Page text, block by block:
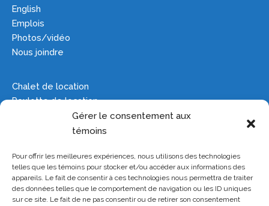
Gérer le consentement aux
témoins
Pour offrir les meilleures expériences, nous utilisons des technologies
telles que les témoins pour stocker et/ou accéder aux informations des
appareils. Le fait de consentir à ces technologies nous permettra de traiter
des données telles que le comportement de navigation ou les ID uniques
sur ce site. Le fait de ne pas consentir ou de retirer son consentement
English
Emplois
Photos/vidéo
Nous joindre
Chalet de location
Roulotte de location
Plan du site
Manoir hanté
Parc aquatique